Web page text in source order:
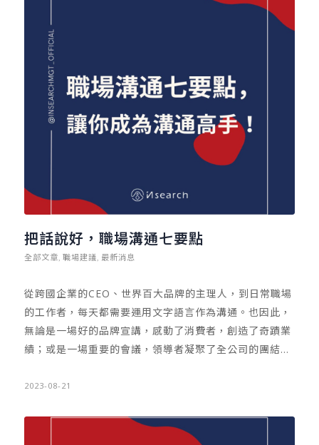
需要舞台」，如果暫時不需要某些人才，可以以善意的方
式和員工進行溝通，協助他們重新安置。因為，「安靜解
僱」並不是一個良好的領導原則，它可能損害公司聲譽並
破壞團隊間的信任，這對公司自身造成不利影響。 對於工
作者而言，卓恩則提醒您，應每兩到三年檢視自己的工作
狀況並整理履歷。同時，尋找信任的長輩或具有商譽的獵
頭，請他們為您評估職涯發展。由於現今企業普遍傾向尋
找職場導師，工作者可以透過這些有經驗的前輩，幫助自
己提前預估風險，並了解自身現有的職能。 若正在面對
到的狀況，該如何突圍。例如，雖仍身處企業中，但卻已
知公司轉型有問題，或是個人專業不適合繼續在此發展，
那麼就可以勇於出擊，主動開始找更適合的新工作。在面
對新工作的面試時，也可適當的表明，雖身處大公司，但
冷靜、正面又優雅的姿態，來回應職場上的困難，或許在
低谷中，也能與伯樂相遇。 然而，還有一種安靜文化，則
是「短暫型的冷凍」。例如工作者在職場犯了不小的錯
誤，或是遭到職場上司誤解對待。這時，反而不一定得立
時，可以好好的先冷靜反省與評估。 工作者可反省自問，
階管理者，遇到暫時的職場冷凍時，可充分利用時間去思
考，如何改變及調整自己。職場生涯有起有落，人生難免
把話說好，職場溝通七要點
全部文章 職場建議 最新消息
從跨國企業的CEO、世界百大品牌的主理人，到日常職場
的工作者，每天都需要運用文字語言作為溝通。也因此，
無論是一場好的品牌宣講，感動了消費者，創造了奇蹟業
績；或是一場重要的會議，領導者凝聚了全公司的團結；
好的溝通能力與技巧。 這是一個流行「說好話」並「把話
上更為順利。在與成功相約之前，先把話說好，並學習正
2023-08-21